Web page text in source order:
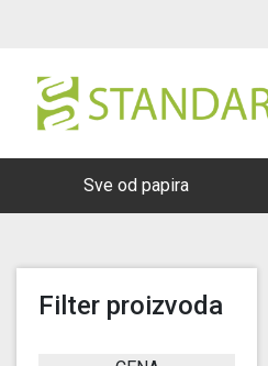
Sve od papira
Filter proizvoda